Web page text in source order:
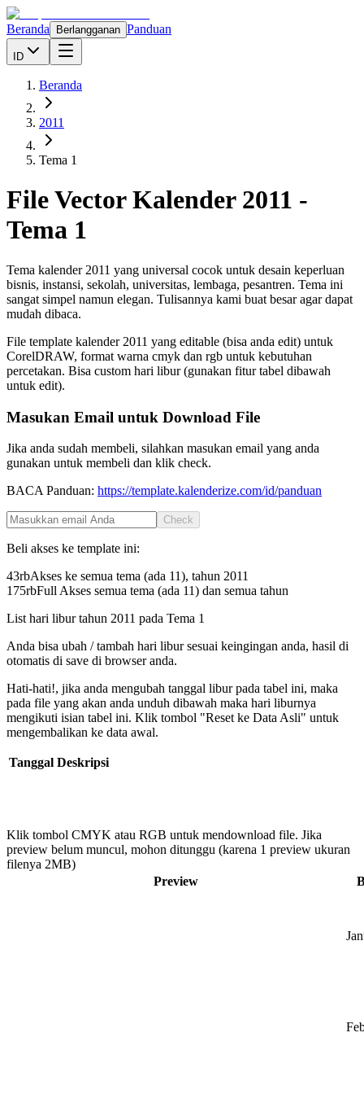
Beranda Berlangganan Panduan
ID
Beranda
2011
Tema 1
File Vector Kalender 2011 -
Tema 1
Tema kalender 2011 yang universal cocok untuk desain keperluan
bisnis, instansi, sekolah, universitas, lembaga, pesantren. Tema ini
sangat simpel namun elegan. Tulisannya kami buat besar agar dapat
mudah dibaca.
File template kalender 2011 yang editable (bisa anda edit) untuk
CorelDRAW, format warna cmyk dan rgb untuk kebutuhan
percetakan. Bisa custom hari libur (gunakan fitur tabel dibawah
untuk edit).
Masukan Email untuk Download File
Jika anda sudah membeli, silahkan masukan email yang anda
gunakan untuk membeli dan klik check.
BACA Panduan: https://template.kalenderize.com/id/panduan
Check
Beli akses ke template ini:
43rbAkses ke semua tema (ada 11), tahun 2011
175rbFull Akses semua tema (ada 11) dan semua tahun
List hari libur tahun 2011 pada Tema 1
Anda bisa ubah / tambah hari libur sesuai keingingan anda, hasil di
otomatis di save di browser anda.
Hati-hati!, jika anda mengubah tanggal libur pada tabel ini, maka
pada file yang akan anda unduh dibawah maka hari liburnya
mengikuti isian tabel ini. Klik tombol "Reset ke Data Asli" untuk
mengembalikan ke data awal.
Tanggal Deskripsi
Klik tombol CMYK atau RGB untuk mendownload file. Jika
preview belum muncul, mohon ditunggu (karena 1 preview ukuran
filenya 2MB)
Preview